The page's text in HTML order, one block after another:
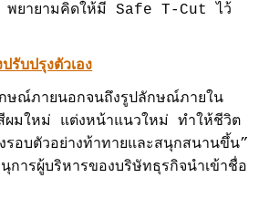
พยายามคิดให้มี Safe T-Cut ไว้
รับปรุงตัวเอง
กษณ์ภายนอกจนถึงรูปลักษณ์ภายใน
ผมใหม่ แต่งหน้าแนวใหม่ ทำให้ชีวิต
อบตัวอย่างท้าทายและสนุกสนานขึ้น”
ารผู้บริหารของบริษัทธุรกิจนำเข้าชื่อ